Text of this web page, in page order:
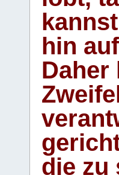
hin
Daher
die zu